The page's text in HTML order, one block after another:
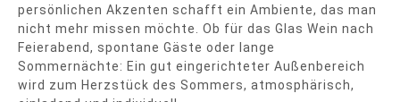
persönlichen Akzenten schafft ein Ambiente, das man
nicht mehr missen möchte. Ob für das Glas Wein nach
Feierabend, spontane Gäste oder lange
Sommernächte: Ein gut eingerichteter Außenbereich
wird zum Herzstück des Sommers, atmosphärisch,